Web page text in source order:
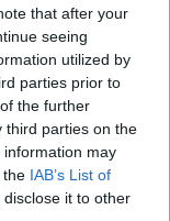
that after your
seeing
utilized by
parties prior to
the further
third parties on the
information may
the IAB’s List of
it to other
κατάργησης του
κοιμούνται τον
συνταγή
Αν θες να μην